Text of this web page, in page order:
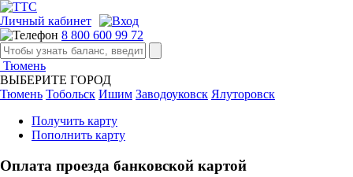
Личный кабинет
8 800 600 99 72
Тюмень
ВЫБЕРИТЕ ГОРОД
Тюмень Тобольск Ишим Заводоуковск Ялуторовск
Получить карту
Пополнить карту
Оплата проезда банковской картой